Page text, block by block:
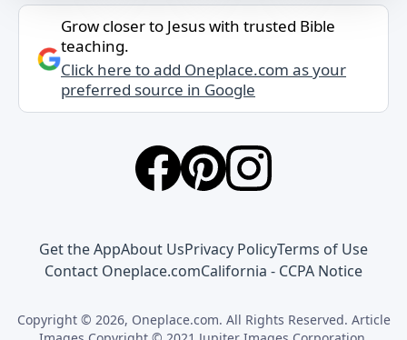
Grow closer to Jesus with trusted Bible
teaching.
Click here to add Oneplace.com as your
preferred source in Google
Get the AppAbout UsPrivacy PolicyTerms of Use
Contact Oneplace.comCalifornia - CCPA Notice
Copyright © 2026, Oneplace.com. All Rights Reserved. Article